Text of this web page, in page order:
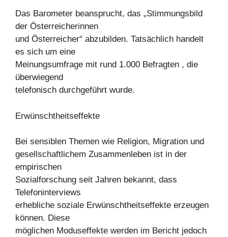
Das Barometer beansprucht, das „Stimmungsbild
der Österreicherinnen
und Österreicher“ abzubilden. Tatsächlich handelt
es sich um eine
Meinungsumfrage mit rund 1.000 Befragten , die
überwiegend
telefonisch durchgeführt wurde.
Erwünschtheitseffekte
Bei sensiblen Themen wie Religion, Migration und
gesellschaftlichem Zusammenleben ist in der
empirischen
Sozialforschung seit Jahren bekannt, dass
Telefoninterviews
erhebliche soziale Erwünschtheitseffekte erzeugen
können. Diese
möglichen Moduseffekte werden im Bericht jedoch